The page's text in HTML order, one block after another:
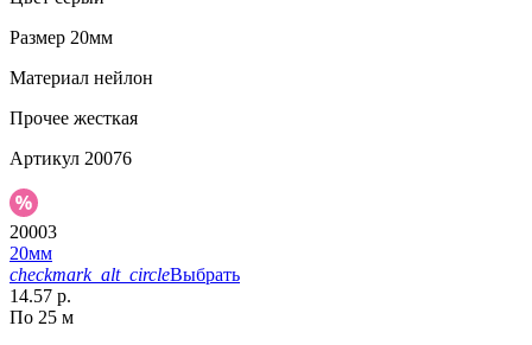
Размер 20мм
Материал нейлон
Прочее жесткая
Артикул 20076
20003
20мм
checkmark_alt_circleВыбрать
14.57 р.
По 25 м